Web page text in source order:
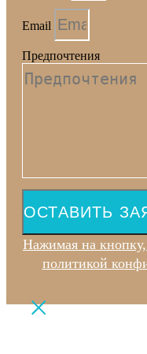
Email
Предпочтения
ОСТАВИТЬ
Нажимая на
политикой